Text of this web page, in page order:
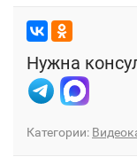
Нужна
Категории: